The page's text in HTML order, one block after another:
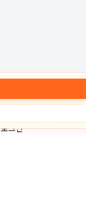
로그인